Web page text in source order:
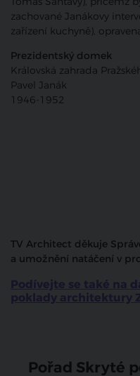
zachované Janákovy
zařízení kuchyně),
Prezidentský domek
Královská zahrada
Pavel Janák
1946-1952
TV Architect děkuje
a umožnění natáčení v
Podívejte se také na
poklady architektury
Pořad Skryté